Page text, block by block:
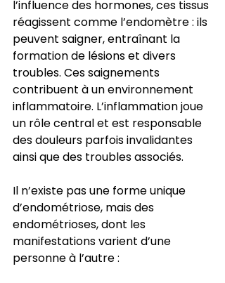
l’influence des hormones, ces tissus
réagissent comme l’endomètre : ils
peuvent saigner, entraînant la
formation de lésions et divers
troubles. Ces saignements
contribuent à un environnement
inflammatoire. L’inflammation joue
un rôle central et est responsable
des douleurs parfois invalidantes
ainsi que des troubles associés.
Il n’existe pas une forme unique
d’endométriose, mais des
endométrioses, dont les
manifestations varient d’une
personne à l’autre :